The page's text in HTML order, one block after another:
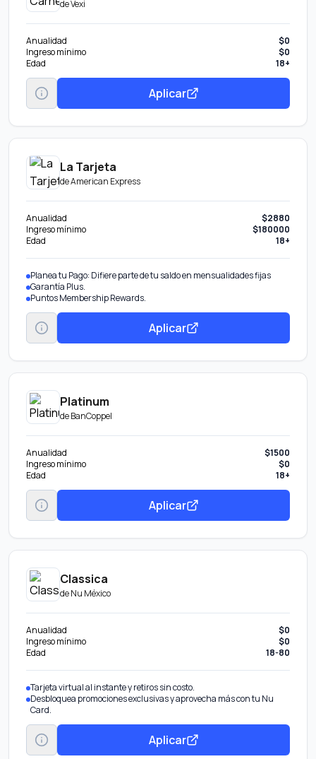
deVexi
Anualidad
$0
Ingreso mínimo
$0
Edad
18+
Aplicar
La Tarjeta
deAmerican Express
Anualidad
$2880
Ingreso mínimo
$180000
Edad
18+
Planea tu Pago: Difiere parte de tu saldo en mensualidades fijas
Garantía Plus.
Puntos Membership Rewards.
Aplicar
Platinum
deBanCoppel
Anualidad
$1500
Ingreso mínimo
$0
Edad
18+
Aplicar
Classica
deNu México
Anualidad
$0
Ingreso mínimo
$0
Edad
18-80
Tarjeta virtual al instante y retiros sin costo.
Desbloquea promociones exclusivas y aprovecha más con tu Nu
Card.
Aplicar